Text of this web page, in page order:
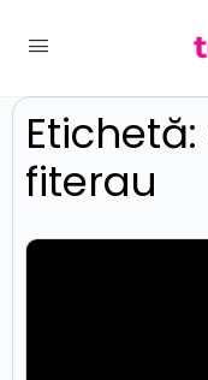
Etichetă:
fiterau